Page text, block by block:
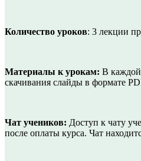
Количество уроков: 3 лекции
Материалы к урокам: В каждой
скачивания слайды в формате
Чат учеников: Доступ к чату
после оплаты курса. Чат